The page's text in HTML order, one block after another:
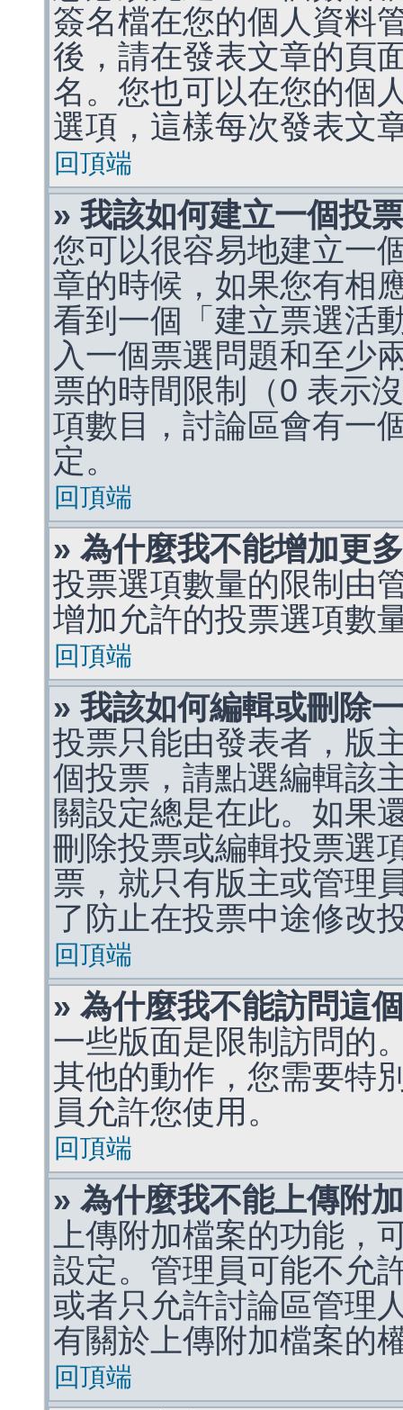
簽名檔在您的個人資料
後，請在發表文章的頁
名。您也可以在您的個
選項，這樣每次發表文
回頂端
» 我該如何建立一個投
您可以很容易地建立一
章的時候，如果您有相
看到一個「建立票選活
入一個票選問題和至少
票的時間限制（0 表示
項數目，討論區會有一
定。
回頂端
» 為什麼我不能增加更
投票選項數量的限制由
增加允許的投票選項數
回頂端
» 我該如何編輯或刪除
投票只能由發表者，版
個投票，請點選編輯該
關設定總是在此。如果
刪除投票或編輯投票選
票，就只有版主或管理
了防止在投票中途修改
回頂端
» 為什麼我不能訪問這
一些版面是限制訪問的
其他的動作，您需要特
員允許您使用。
回頂端
» 為什麼我不能上傳附
上傳附加檔案的功能，
設定。管理員可能不允
或者只允許討論區管理
有關於上傳附加檔案的
回頂端